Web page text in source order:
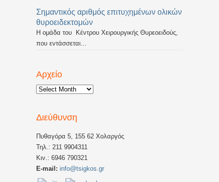
Σημαντικός αριθμός επιτυχημένων ολικών
θυροειδεκτομών
Η ομάδα του Κέντρου Χειρουργικής Θυρεοειδούς,
που εντάσσεται...
Αρχείο
Αρχείο
Διεύθυνση
Πυθαγόρα 5, 155 62 Χολαργός
Τηλ.: 211 9904311
Κιν.: 6946 790321
E-mail: info@tsigkos.gr